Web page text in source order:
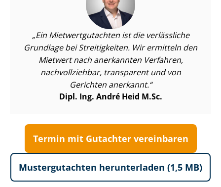
Ein Miet­wert­gut­ach­ten ist die verlässliche
Grundlage bei Streitigkeiten. Wir ermitteln den
Mietwert nach anerkannten Verfahren,
nachvollziehbar, transparent und von
Gerichten anerkannt.
Dipl. Ing. André Heid M.Sc.
Termin mit Gutachter vereinbaren
Mustergutachten herunterladen (1,5 MB)